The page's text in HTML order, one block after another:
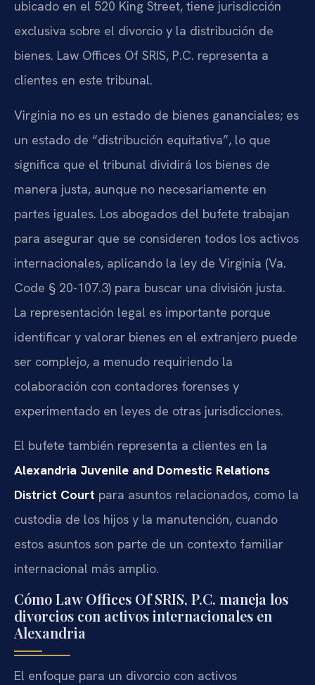
ubicado en el 520 King Street, tiene jurisdicción
exclusiva sobre el divorcio y la distribución de
bienes. Law Offices Of SRIS, P.C. representa a
clientes en este tribunal.
Virginia no es un estado de bienes gananciales; es
un estado de “distribución equitativa”, lo que
significa que el tribunal dividirá los bienes de
manera justa, aunque no necesariamente en
partes iguales. Los abogados del bufete trabajan
para asegurar que se consideren todos los activos
internacionales, aplicando la ley de Virginia (Va.
Code § 20-107.3) para buscar una división justa.
La representación legal es importante porque
identificar y valorar bienes en el extranjero puede
ser complejo, a menudo requiriendo la
colaboración con contadores forenses y
experimentado en leyes de otras jurisdicciones.
El bufete también representa a clientes en la
Alexandria Juvenile and Domestic Relations
District Court para asuntos relacionados, como la
custodia de los hijos y la manutención, cuando
estos asuntos son parte de un contexto familiar
internacional más amplio.
Cómo Law Offices Of SRIS, P.C. maneja los
divorcios con activos internacionales en
Alexandria
El enfoque para un divorcio con activos